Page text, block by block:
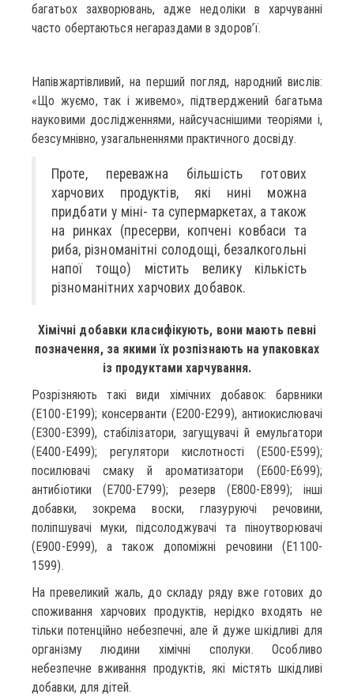
багатьох захворювань, адже недоліки в харчуванні
часто обертаються негараздами в здоров’ї.
Напівжартівливий, на перший погляд, народний вислів:
«Що жуємо, так і живемо», підтверджений багатьма
науковими дослідженнями, найсучаснішими теоріями і,
безсумнівно, узагальненнями практичного досвіду.
Проте, переважна більшість готових
харчових продуктів, які нині можна
придбати у міні- та супермаркетах, а також
на ринках (пресерви, копчені ковбаси та
риба, різноманітні солодощі, безалкогольні
напої тощо) містить велику кількість
різноманітних харчових добавок.
Хімічні добавки класифікують, вони мають певні
позначення, за якими їх розпізнають на упаковках
із продуктами харчування.
Розрізняють такі види хімічних добавок: барвники
(Е100-Е199); консерванти (Е200-Е299), антиокислювачі
(Е300-Е399), стабілізатори, загущувачі й емульгатори
(Е400-Е499); регулятори кислотності (Е500-Е599);
посилювачі смаку й ароматизатори (Е600-Е699);
антибіотики (Е700-Е799); резерв (Е800-Е899); інші
добавки, зокрема воски, глазуруючі речовини,
поліпшувачі муки, підсолоджувачі та піноутворювачі
(Е900-Е999), а також допоміжні речовини (Е1100-
1599).
На превеликий жаль, до складу ряду вже готових до
споживання харчових продуктів, нерідко входять не
тільки потенційно небезпечні, але й дуже шкідливі для
організму людини хімічні сполуки. Особливо
небезпечне вживання продуктів, які містять шкідливі
добавки, для дітей.